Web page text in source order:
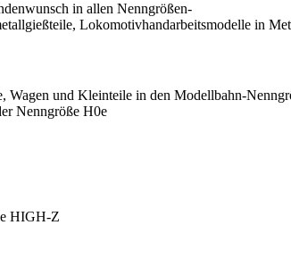
in allen Nenngrößen-
Lokomotivhandarbeitsmodelle in
Wagen und Kleinteile in den Modellbahn-
Nenngröße H0e
HIGH-Z